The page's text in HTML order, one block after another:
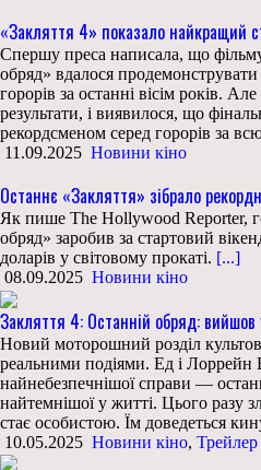
«Закляття 4» показало найкращий
Спершу преса написала, що
обряд» вдалося
горорів за останні вісім років.
результати, і виявилося, що
рекордсменом серед горорів за
11.09.2025 Новини кіно
Останнє «Закляття» зібрало
Як пише The Hollywood Reporter,
обряд» заробив за стартовий
доларів у світовому прокаті. [...]
08.09.2025 Новини кіно
Закляття 4: Останній обряд: вийшов
Новий моторошний розділ
реальними подіями. Ед і Лоррейн
найнебезпечнішої справи —
найтемнішої у житті. Цього разу
стає особистою. Їм доведеться
10.05.2025 Новини кіно, Трейлер